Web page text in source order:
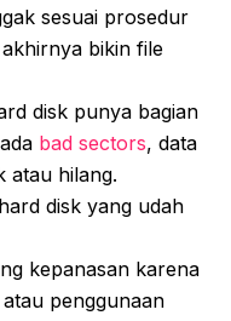
sesuai prosedur
bikin file
disk punya bagian
bad sectors, data
atau hilang.
disk yang udah
kepanasan karena
penggunaan